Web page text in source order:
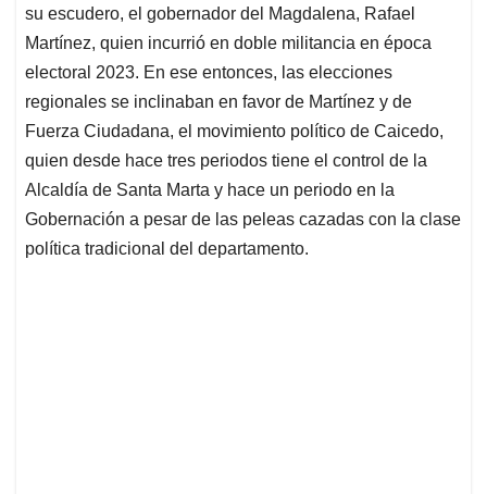
p
p
o
I
n
s
su escudero, el gobernador del Magdalena, Rafael
Martínez, quien incurrió en doble militancia en época
electoral 2023. En ese entonces, las elecciones
regionales se inclinaban en favor de Martínez y de
Fuerza Ciudadana, el movimiento político de Caicedo,
quien desde hace tres periodos tiene el control de la
Alcaldía de Santa Marta y hace un periodo en la
Gobernación a pesar de las peleas cazadas con la clase
política tradicional del departamento.